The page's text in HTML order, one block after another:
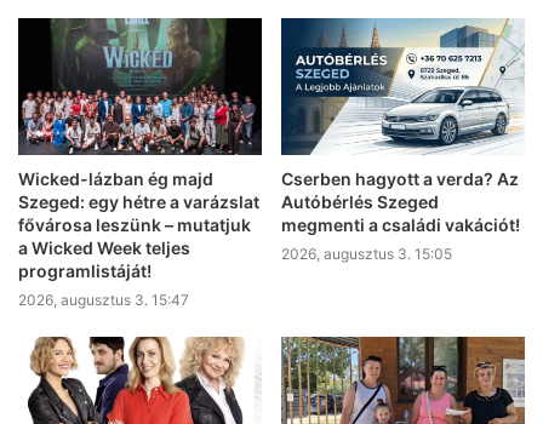
Wicked-lázban ég majd
Szeged: egy hétre a varázslat
fővárosa leszünk – mutatjuk
a Wicked Week teljes
programlistáját!
2026, augusztus 3. 15:47
Cserben hagyott a verda? Az
Autóbérlés Szeged
megmenti a családi vakációt!
2026, augusztus 3. 15:05